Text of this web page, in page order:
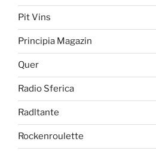
Pit Vins
Principia Magazin
Quer
Radio Sferica
Radltante
Rockenroulette